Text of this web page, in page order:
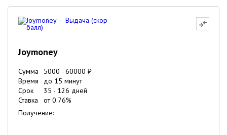
Joymoney
Сумма 5000 - 60000 ₽
Время
до 15 минут
Срок
35 - 126 дней
Ставка
от0.76%
Получение: